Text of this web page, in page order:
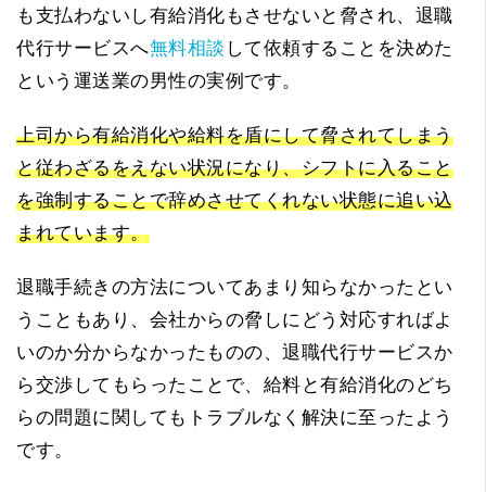
も支払わないし有給消化もさせないと脅され、退職
代行サービスへ無料相談 して依頼することを決めた
という運送業の男性の実例です。
上司から有給消化や給料を盾にして脅されてしまう
と従わざるをえない状況になり、シフトに入ること
を強制することで辞めさせてくれない状態に追い込
まれています。
退職手続きの方法についてあまり知らなかったとい
うこともあり、会社からの脅しにどう対応すればよ
いのか分からなかったものの、退職代行サービスか
ら交渉してもらったことで、給料と有給消化のどち
らの問題に関してもトラブルなく解決に至ったよう
です。